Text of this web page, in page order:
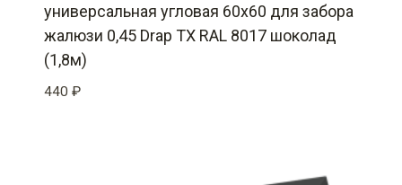
универсальная угловая 60х60 для забора
жалюзи 0,45 Drap TX RAL 8017 шоколад
(1,8м)
440 ₽